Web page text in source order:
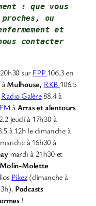
: que vous
ou
et
contacter
surFPP106.3 en
Mulhouse, RKB 106.5
Radio Galère88.4 à
àArras et alentours
jeudi à 17h30 à
à 12h le dimanche à
à 16h30 à
mardi à 21h30 et
Molette
Pikez(dimanche à
Podcasts
!